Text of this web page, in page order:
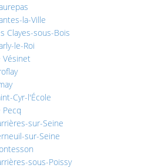
la-Ville
Clayes-sous-Bois
le-Roi
Vésinet
Cyr-l'École
sur-Seine
sur-Seine
sous-Poissy